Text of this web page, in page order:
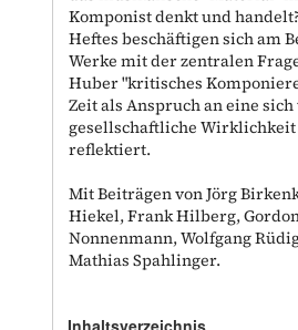
Komponist denkt und
Heftes beschäftigen sich am
Werke mit der zentralen
Huber "kritisches
Zeit als Anspruch an eine
gesellschaftliche
reflektiert.
Mit Beiträgen von Jörg
Hiekel, Frank Hilberg,
Nonnenmann, Wolfgang
Mathias Spahlinger.